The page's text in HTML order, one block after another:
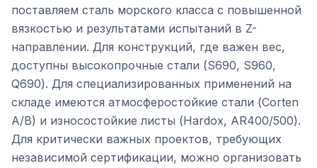
поставляем сталь морского класса с повышенной
вязкостью и результатами испытаний в Z-
направлении. Для конструкций, где важен вес,
доступны высокопрочные стали (S690, S960,
Q690). Для специализированных применений на
складе имеются атмосферостойкие стали (Corten
A/B) и износостойкие листы (Hardox, AR400/500).
Для критически важных проектов, требующих
независимой сертификации, можно организовать